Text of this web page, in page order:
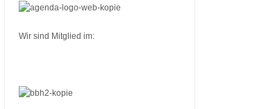
Wir sind Mitglied im: